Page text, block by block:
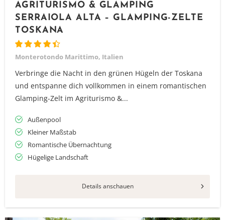
AGRITURISMO & GLAMPING
SERRAIOLA ALTA – GLAMPING-ZELTE
TOSKANA
Monterotondo Marittimo, Italien
Verbringe die Nacht in den grünen Hügeln der Toskana
und entspanne dich vollkommen in einem romantischen
Glamping-Zelt im Agriturismo &...
Außenpool
Kleiner Maßstab
Romantische Übernachtung
Hügelige Landschaft
Details anschauen